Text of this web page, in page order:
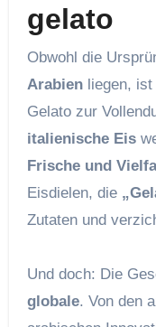
gelato
Obwohl die
Arabienliegen, ist
Gelato zur
italienische Eis
Frische und
Eisdielen, die
Zutaten und
Und doch: Die
globale. Von den